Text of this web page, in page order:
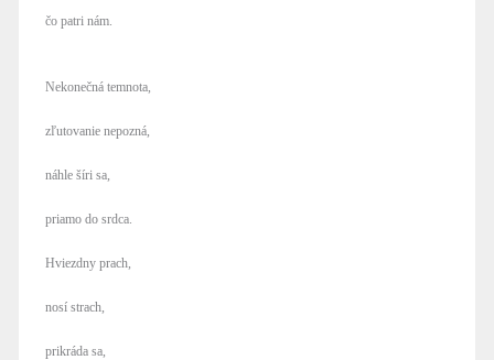
čo patri nám.
Nekonečná temnota,
zľutovanie nepozná,
náhle šíri sa,
priamo do srdca.
Hviezdny prach,
nosí strach,
prikráda sa,